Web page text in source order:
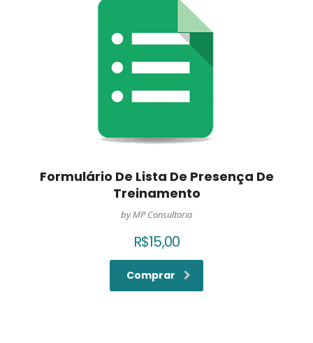
Formulário De Lista De Presença De
Treinamento
by MP Consultoria
R$15,00
Comprar